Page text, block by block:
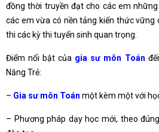
đồng thời truyền đạt cho các em
các em vừa có nền tảng kiến thức vững
thi các kỳ thi tuyển sinh quan trọng.
Điểm nổi bật của gia sư môn Toán
Năng Trẻ:
– Gia sư môn Toán một kèm một với
– Phương pháp dạy học mới, theo